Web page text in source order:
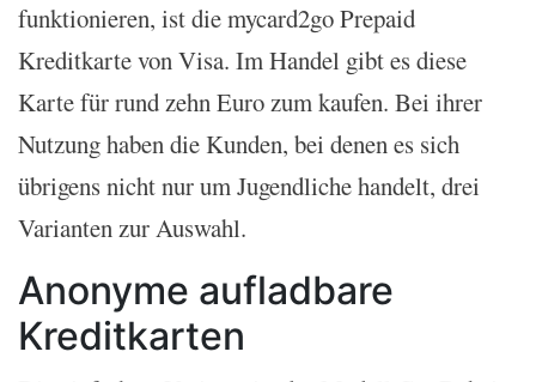
funktionieren, ist die mycard2go Prepaid
Kreditkarte von Visa. Im Handel gibt es diese
Karte für rund zehn Euro zum kaufen. Bei ihrer
Nutzung haben die Kunden, bei denen es sich
übrigens nicht nur um Jugendliche handelt, drei
Varianten zur Auswahl.
Anonyme aufladbare
Kreditkarten